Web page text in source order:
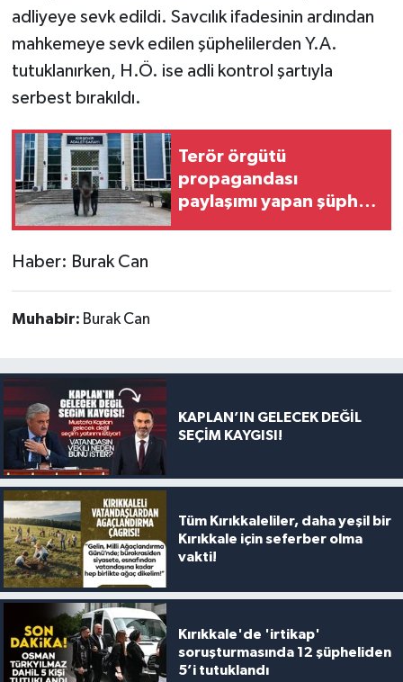
adliyeye sevk edildi. Savcılık ifadesinin ardından
mahkemeye sevk edilen şüphelilerden Y.A.
tutuklanırken, H.Ö. ise adli kontrol şartıyla
serbest bırakıldı.
Terör örgütü
propagandası
paylaşımı yapan şüpheli
Haber: Burak Can
Muhabir: Burak Can
KAPLAN’IN GELECEK DEĞİL
SEÇİM KAYGISI!
Tüm Kırıkkaleliler, daha yeşil bir
Kırıkkale için seferber olma
vakti!
Kırıkkale'de 'irtikap'
soruşturmasında 12 şüpheliden
5’i tutuklandı